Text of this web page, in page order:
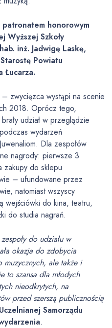
honorowym
Wyższej Szkoły
inż. Jadwigę Laskę,
Powiatu
Łucarza.
zwycięzca wystąpi na scenie
2018. Oprócz tego,
udział w przeglądzie
wydarzeń
Dla zespołów
nagrody: pierwsze 3
zakupy do sklepu
– ufundowane przez
natomiast wszyscy
wejściówki do kina, teatru,
do studia nagrań.
do udziału w
okazja do zdobycia
muzycznych, ale także i
to szansa dla młodych
nieodkrytych, na
przed szerszą publicznością
Samorządu
.